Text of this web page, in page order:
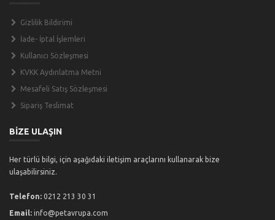
Gizlilik Bildirimi
İade- İptal İşlemleri
Kullanıcı Sözleşmesi
KVKK Aydınlatma Metni
Mesafeli Satış Sözleşmesi
Sipariş Teslimat
BİZE ULAŞIN
Her türlü bilgi, için aşağıdaki iletişim araçlarını kullanarak bize
ulaşabilirsiniz.
Telefon: 0212 213 30 31
Email: info@petavrupa.com